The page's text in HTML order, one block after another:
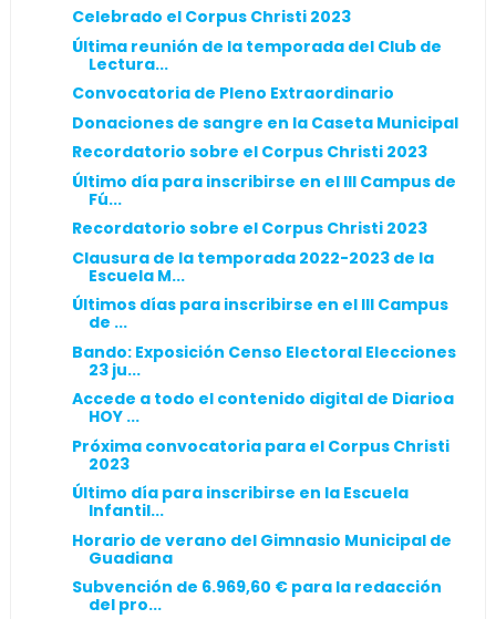
Celebrado el Corpus Christi 2023
Última reunión de la temporada del Club de
Lectura...
Convocatoria de Pleno Extraordinario
Donaciones de sangre en la Caseta Municipal
Recordatorio sobre el Corpus Christi 2023
Último día para inscribirse en el III Campus de
Fú...
Recordatorio sobre el Corpus Christi 2023
Clausura de la temporada 2022-2023 de la
Escuela M...
Últimos días para inscribirse en el III Campus
de ...
Bando: Exposición Censo Electoral Elecciones
23 ju...
Accede a todo el contenido digital de Diarioa
HOY ...
Próxima convocatoria para el Corpus Christi
2023
Último día para inscribirse en la Escuela
Infantil...
Horario de verano del Gimnasio Municipal de
Guadiana
Subvención de 6.969,60 € para la redacción
del pro...